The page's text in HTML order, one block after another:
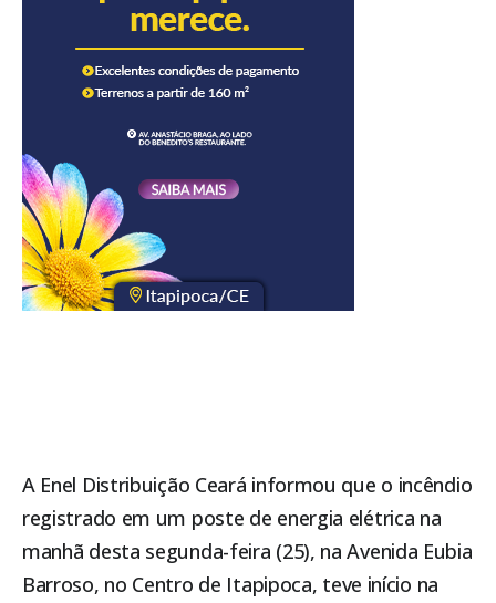
A Enel Distribuição Ceará informou que o incêndio
registrado em um poste de energia elétrica na
manhã desta segunda-feira (25), na Avenida Eubia
Barroso, no Centro de Itapipoca, teve início na